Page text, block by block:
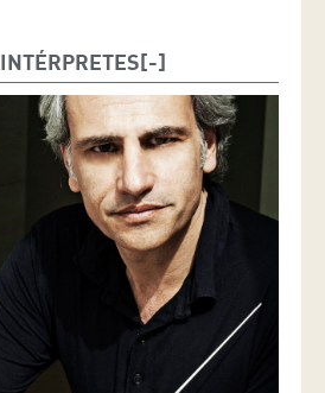
INTÉRPRETES